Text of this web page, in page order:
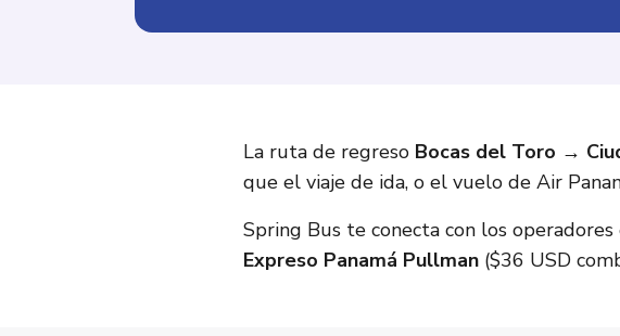
La ruta de regreso Bocas del Toro →
que el viaje de ida, o el vuelo de Air
Spring Bus te conecta con los
Expreso Panamá Pullman ($36 USD